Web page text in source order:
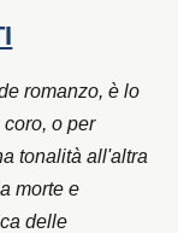
romanzo, è lo
o per
tonalità all'altra
morte e
delle